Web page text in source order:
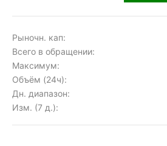
Рыночн. кап:
Всего в обращении:
Максимум:
Объём (24ч):
Дн. диапазон:
Изм. (7 д.):